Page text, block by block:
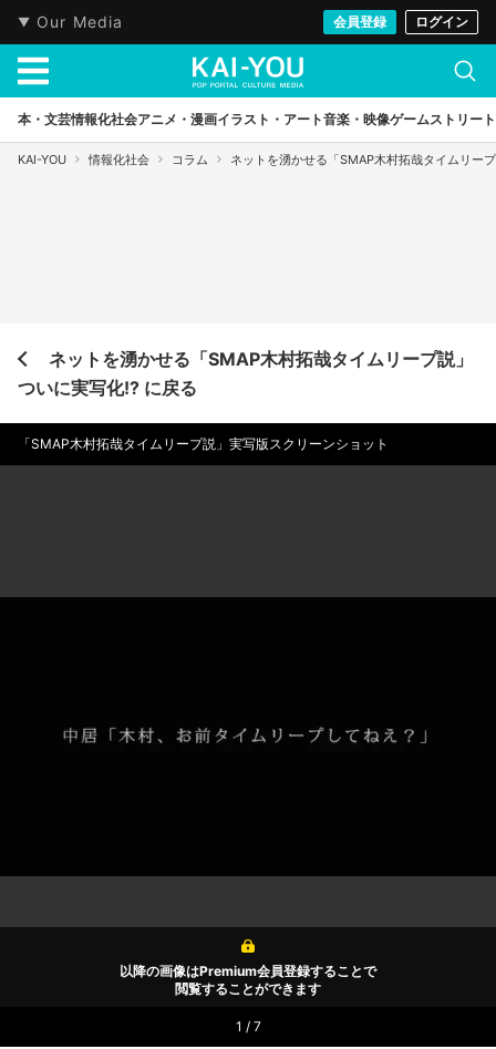
Our Media 会員登録 ログイン
本・文芸情報化社会アニメ・漫画イラスト・アート音楽・映像ゲームストリート
KAI-YOU 情報化社会 コラム ネットを湧かせる「SMAP木村拓哉タイムリー
ネットを湧かせる「SMAP木村拓哉タイムリープ説」
ついに実写化!? に戻る
「SMAP木村拓哉タイムリープ説」実写版スクリーンショット
以降の画像はPremium会員登録することで
閲覧することができます
1 / 7